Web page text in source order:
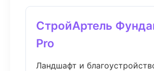
СтройАртель
Pro
Ландшафт и